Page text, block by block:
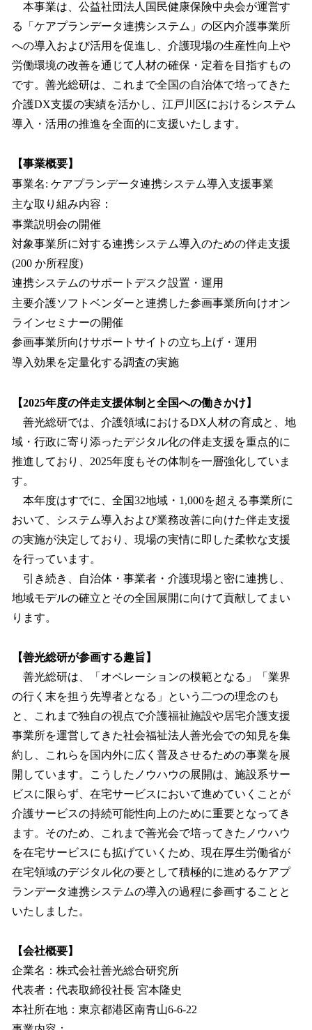
本事業は、公益社団法人国民健康保険中央会が運営す
る「ケアプランデータ連携システム」の区内介護事業所
への導入および活用を促進し、介護現場の生産性向上や
労働環境の改善を通じて人材の確保・定着を目指すもの
です。善光総研は、これまで全国の自治体で培ってきた
介護DX支援の実績を活かし、江戸川区におけるシステム
導入・活用の推進を全面的に支援いたします。
【事業概要】
事業名: ケアプランデータ連携システム導入支援事業
主な取り組み内容：
事業説明会の開催
対象事業所に対する連携システム導入のための伴走支援
(200 か所程度)
連携システムのサポートデスク設置・運用
主要介護ソフトベンダーと連携した参画事業所向けオン
ラインセミナーの開催
参画事業所向けサポートサイトの立ち上げ・運用
導入効果を定量化する調査の実施
【2025年度の伴走支援体制と全国への働きかけ】
善光総研では、介護領域におけるDX人材の育成と、地
域・行政に寄り添ったデジタル化の伴走支援を重点的に
推進しており、2025年度もその体制を一層強化していま
す。
本年度はすでに、全国32地域・1,000を超える事業所に
おいて、システム導入および業務改善に向けた伴走支援
の実施が決定しており、現場の実情に即した柔軟な支援
を行っています。
引き続き、自治体・事業者・介護現場と密に連携し、
地域モデルの確立とその全国展開に向けて貢献してまい
ります。
【善光総研が参画する趣旨】
善光総研は、「オペレーションの模範となる」「業界
の行く末を担う先導者となる」という二つの理念のも
と、これまで独自の視点で介護福祉施設や居宅介護支援
事業所を運営してきた社会福祉法人善光会での知見を集
約し、これらを国内外に広く普及させるための事業を展
開しています。こうしたノウハウの展開は、施設系サー
ビスに限らず、在宅サービスにおいて進めていくことが
介護サービスの持続可能性向上のために重要となってき
ます。そのため、これまで善光会で培ってきたノウハウ
を在宅サービスにも拡げていくため、現在厚生労働省が
在宅領域のデジタル化の要として積極的に進めるケアプ
ランデータ連携システムの導入の過程に参画することと
いたしました。
【会社概要】
企業名：株式会社善光総合研究所
代表者：代表取締役社⻑ 宮本隆史
本社所在地：東京都港区南青山6-6-22